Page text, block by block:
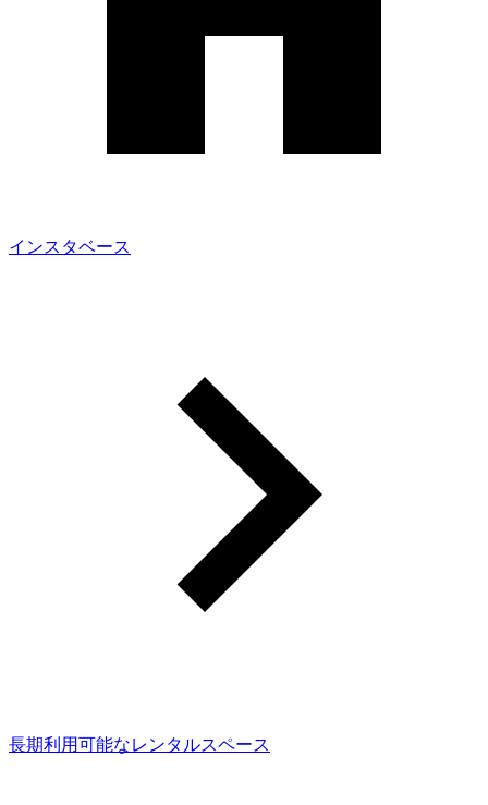
インスタベース
長期利用可能なレンタルスペース